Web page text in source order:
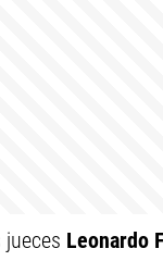
Leonardo